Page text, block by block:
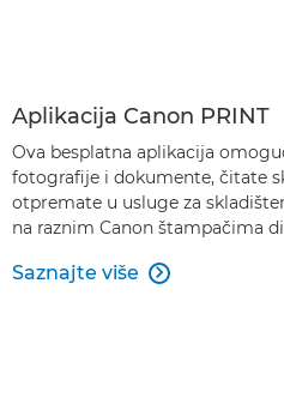
Aplikacija Canon PRINT
Ova besplatna aplikacija
fotografije i dokumente, čitate
otpremate u usluge za
na raznim Canon štampačima
Saznajte više 